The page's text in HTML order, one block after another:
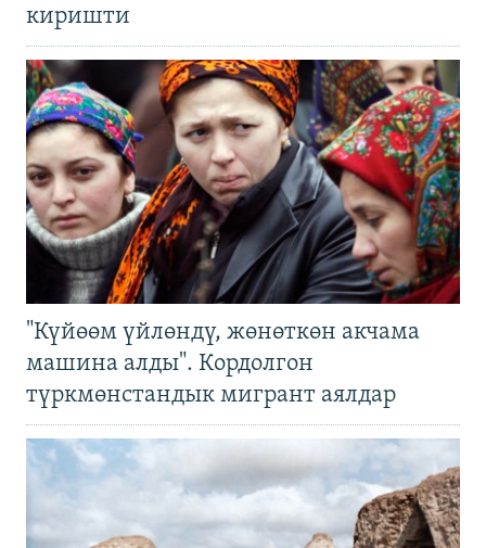
киришти
"Күйөөм үйлөндү, жөнөткөн акчама
машина алды". Кордолгон
түркмөнстандык мигрант аялдар